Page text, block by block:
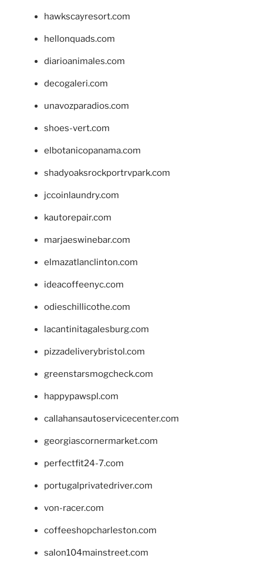
hawkscayresort.com
hellonquads.com
diarioanimales.com
decogaleri.com
unavozparadios.com
shoes-vert.com
elbotanicopanama.com
shadyoaksrockportrvpark.com
jccoinlaundry.com
kautorepair.com
marjaeswinebar.com
elmazatlanclinton.com
ideacoffeenyc.com
odieschillicothe.com
lacantinitagalesburg.com
pizzadeliverybristol.com
greenstarsmogcheck.com
happypawspl.com
callahansautoservicecenter.com
georgiascornermarket.com
perfectfit24-7.com
portugalprivatedriver.com
von-racer.com
coffeeshopcharleston.com
salon104mainstreet.com